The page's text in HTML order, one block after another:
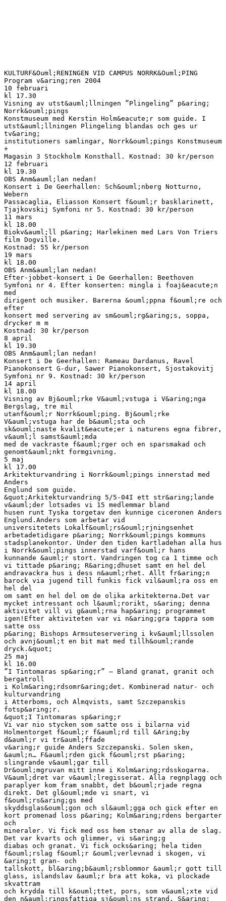
KULTURF&Ouml;RENINGEN VID CAMPUS NORRK&Ouml;PING
Program v&aring;ren 2004
10 februari
kl 17.30
Visning av utst&auml;llningen ”Plingeling” p&aring;
Norrk&ouml;pings
Konstmuseum med Kerstin Holm&eacute;r som guide. I
utst&auml;llningen Plingeling blandas och ges ur
tv&aring;
institutioners samlingar, Norrk&ouml;pings Konstmuseum
+
Magasin 3 Stockholm Konsthall. Kostnad: 30 kr/person
12 februari
kl 19.30
OBS Anm&auml;lan nedan!
Konsert i De Geerhallen: Sch&ouml;nberg Notturno,
Webern
Passacaglia, Eliasson Konsert f&ouml;r basklarinett,
Tjajkovskij Symfoni nr 5. Kostnad: 30 kr/person
11 mars
kl 18.00
Biokv&auml;ll p&aring; Harlekinen med Lars Von Triers
film Dogville.
Kostnad: 55 kr/person
19 mars
kl 18.00
OBS Anm&auml;lan nedan!
Efter-jobbet-konsert i De Geerhallen: Beethoven
Symfoni nr 4. Efter konserten: mingla i foaj&eacute;n
med
dirigent och musiker. Barerna &ouml;ppna f&ouml;re och
efter
konsert med servering av sm&ouml;rg&aring;s, soppa,
drycker m m
Kostnad: 30 kr/person
8 april
kl 19.30
OBS Anm&auml;lan nedan!
Konsert i De Geerhallen: Rameau Dardanus, Ravel
Pianokonsert G-dur, Sawer Pianokonsert, Sjostakovitj
Symfoni nr 9. Kostnad: 30 kr/person
14 april
kl 18.00
Visning av Bj&ouml;rke V&auml;vstuga i V&aring;nga
Bergslag, tre mil
utanf&ouml;r Norrk&ouml;ping. Bj&ouml;rke
V&auml;vstuga har de b&auml;sta och
sk&ouml;naste kvalit&eacute;er i naturens egna fibrer,
v&auml;l samst&auml;mda
med de vackraste f&auml;rger och en sparsmakad och
genomt&auml;nkt formgivning.
5 maj
kl 17.00
Arkitekturvandring i Norrk&ouml;pings innerstad med
Anders
Englund som guide.
&quot;Arkitekturvandring 5/5-04I ett str&aring;lande
v&auml;der lotsades vi 15 medlemmar bland
husen runt Tyska torgetav den kunnige ciceronen Anders
Englund.Anders som arbetar vid
universitetets Lokalf&ouml;rs&ouml;rjningsenhet
arbetadetidigare p&aring; Norrk&ouml;pings kommuns
stadsplanekontor. Under den tiden kartladehan alla hus
i Norrk&ouml;pings innerstad varf&ouml;r hans
kunnande &auml;r stort. Vandringen tog ca 1 timme och
vi tittade p&aring; R&aring;dhuset samt en hel del
andravackra hus i dess n&auml;rhet. Allt fr&aring;n
barock via jugend till funkis fick vil&auml;ra oss en
hel del
om samt en hel del om de olika arkitekterna.Det var
mycket intressant och l&auml;rorikt, s&aring; denna
aktivitet vill vi g&auml;rna hap&aring; programmet
igen!Efter aktiviteten var vi n&aring;gra tappra som
satte oss
p&aring; Bishops Armsuteservering i kv&auml;llssolen
och avnj&ouml;t en bit mat med tillh&ouml;rande
dryck.&quot;
25 maj
kl 16.00
”I Tintomaras sp&aring;r” – Bland granat, granit och
bergatroll
i Kolm&aring;rdsomr&aring;det. Kombinerad natur- och
kulturvandring
i Atterboms, och Almqvists, samt Szczepanskis
fotsp&aring;r.
&quot;I Tintomaras sp&aring;r
Vi var nio stycken som satte oss i bilarna vid
Holmentorget f&ouml;r f&auml;rd till &Aring;by
d&auml;r vi tr&auml;ffade
v&aring;r guide Anders Szczepanski. Solen sken,
&auml;n… F&auml;rden gick f&ouml;rst p&aring;
slingrande v&auml;gar till
Dr&ouml;mgruvan mitt inne i Kolm&aring;rdsskogarna.
V&auml;dret var v&auml;lregisserat. Alla regnplagg och
paraplyer kom fram snabbt, det b&ouml;rjade regna
direkt. Det gl&ouml;mde vi snart, vi
f&ouml;rs&aring;gs med
skyddsglas&ouml;gon och sl&auml;gga och gick efter en
kort promenad loss p&aring; Kolm&aring;rdens bergarter
och
mineraler. Vi fick med oss hem stenar av alla de slag.
Det var kvarts och glimmer, vi s&aring;g
diabas och granat. Vi fick ocks&aring; hela tiden
f&ouml;rslag f&ouml;r &ouml;verlevnad i skogen, vi
&aring;t gran- och
tallskott, bl&aring;b&auml;rsblommor &auml;r gott till
glass, islandslav &auml;r bra att koka, vi plockade
skvattram
och krydda till k&ouml;ttet, pors, som v&auml;xte vid
den n&auml;ringsfattiga sj&ouml;ns strand. S&aring;